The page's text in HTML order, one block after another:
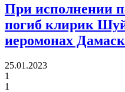
При исполнении
погиб клирик
иеромонах
25.01.2023
1
1